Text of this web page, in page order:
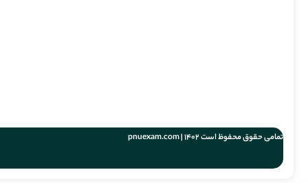
تمامی حقوق محفوظ است 1402 | pnuexam.com